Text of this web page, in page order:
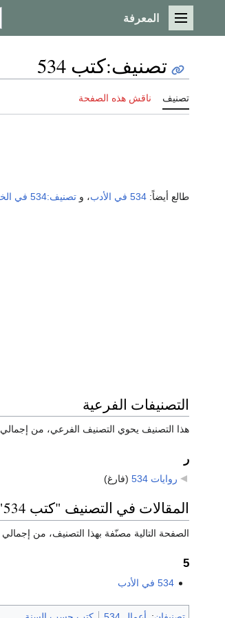
القائمة الرئيسية
المعرفة
تصنيف:كتب 534
تصنيف ناقش هذه الصفحة
طالع أيضاً: 534 في الأدب ، و تصنيف:534 في الخيال
التصنيفات الفرعية
هذا التصنيف يحوي التصنيف الفرعي، من إجمالي 1.
ر
روايات 534 (فارغ)
المقالات في التصنيف "كتب 534"
الصفحة التالية مصنّفة بهذا التصنيف، من إجمالي 1.
5
534 في الأدب